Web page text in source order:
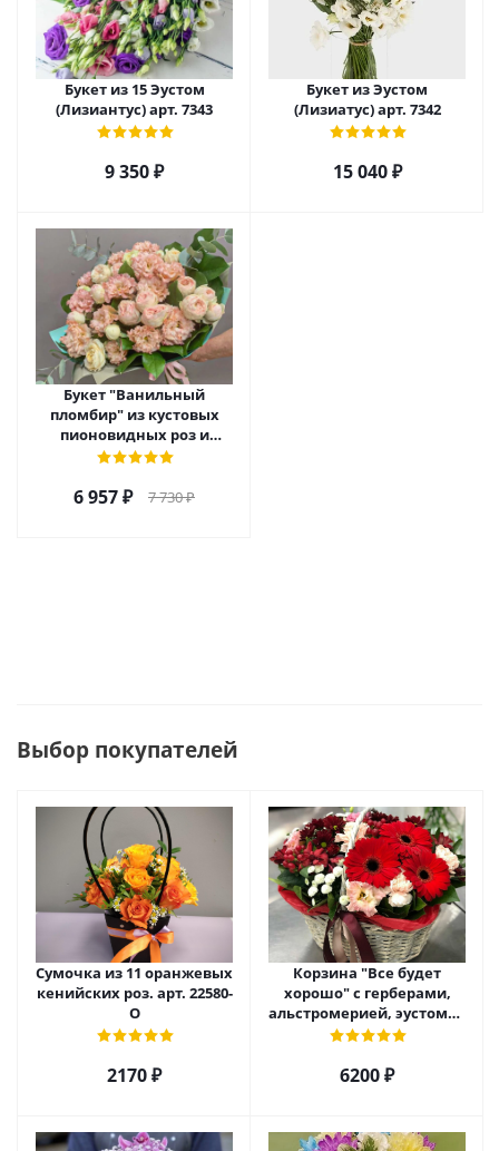
Букет из 15 Эустом
(Лизиантус) арт. 7343
9 350₽
Букет из Эустом
(Лизиатус) арт. 7342
15 040₽
Букет "Ванильный
пломбир" из кустовых
пионовидных роз и
эустомы арт. 45006
6 957₽ 7 730₽
Выбор покупателей
Сумочка из 11 оранжевых
кенийских роз. арт. 22580-
О
2170 ₽
Корзина "Все будет
хорошо" с герберами,
альстромерией, эустомой
и хризантемой арт. 22461
6200 ₽